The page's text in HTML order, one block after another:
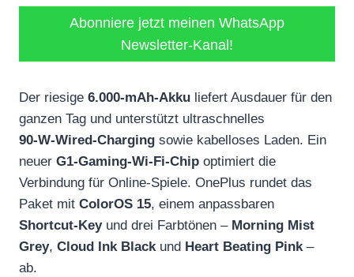
Abonniere jetzt meinen WhatsApp
Newsletter-Kanal!
Der riesige 6.000‑mAh‑Akku liefert Ausdauer für den
ganzen Tag und unterstützt ultraschnelles
90‑W‑Wired‑Charging sowie kabelloses Laden. Ein
neuer G1‑Gaming‑Wi‑Fi‑Chip optimiert die
Verbindung für Online‑Spiele. OnePlus rundet das
Paket mit ColorOS 15, einem anpassbaren
Shortcut‑Keyund drei Farbtönen – Morning Mist
Grey, Cloud Ink Blackund Heart Beating Pink–
ab.